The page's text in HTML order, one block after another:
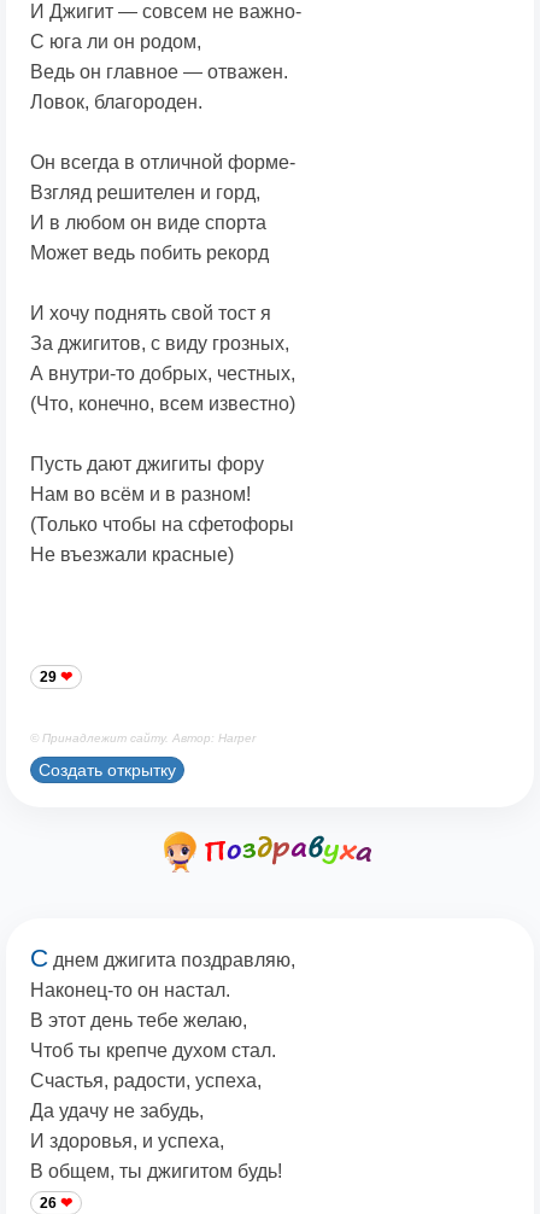
И Джигит — совсем не важно-
С юга ли он родом,
Ведь он главное — отважен.
Ловок, благороден.
Он всегда в отличной форме-
Взгляд решителен и горд,
И в любом он виде спорта
Может ведь побить рекорд
И хочу поднять свой тост я
За джигитов, с виду грозных,
А внутри-то добрых, честных,
(Что, конечно, всем известно)
Пусть дают джигиты фору
Нам во всём и в разном!
(Только чтобы на сфетофоры
Не въезжали красные)
29
© Принадлежит сайту. Автор: Harper
Создать открытку
С днем джигита поздравляю,
Наконец-то он настал.
В этот день тебе желаю,
Чтоб ты крепче духом стал.
Счастья, радости, успеха,
Да удачу не забудь,
И здоровья, и успеха,
В общем, ты джигитом будь!
26